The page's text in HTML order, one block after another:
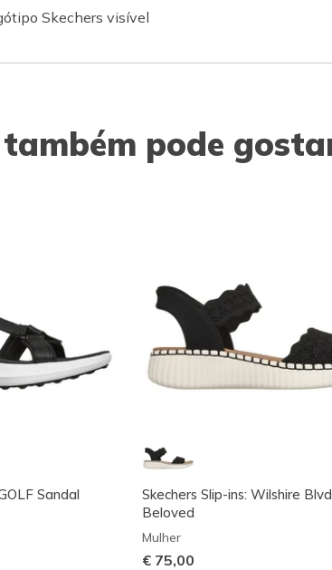
Skechers visível
também pode
Sandal
Skechers Slip-ins: Wilshire
Beloved
Mulher
€ 75,00